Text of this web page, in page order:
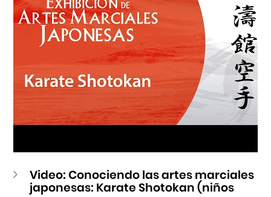
Video: Conociendo las artes marciales
japonesas: Karate Shotokan (niños